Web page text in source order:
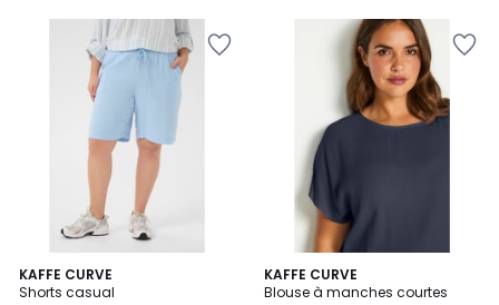
KAFFE CURVE
Shorts casual
KAFFE CURVE
Blouse à manches courtes
5
/
25
Couleurs